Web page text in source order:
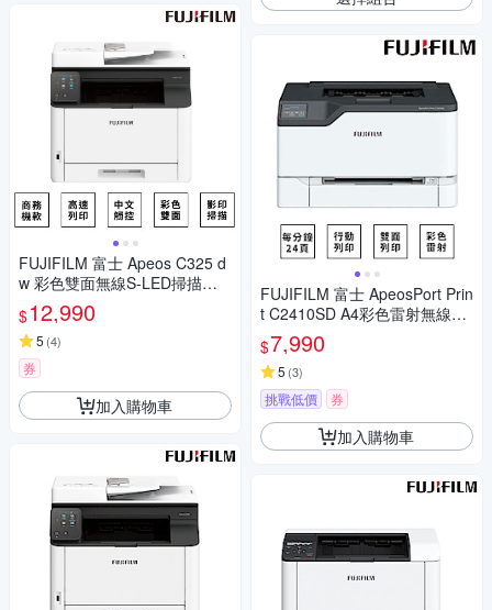
FUJIFILM 富士 Apeos C325 d
w 彩色雙面無線S-LED掃描複
合機
$12,990
5 (4)
券
加入購物車
FUJIFILM 富士 ApeosPort Prin
t C2410SD A4彩色雷射無線印
表機
$7,990
5 (3)
挑戰低價 券
加入購物車